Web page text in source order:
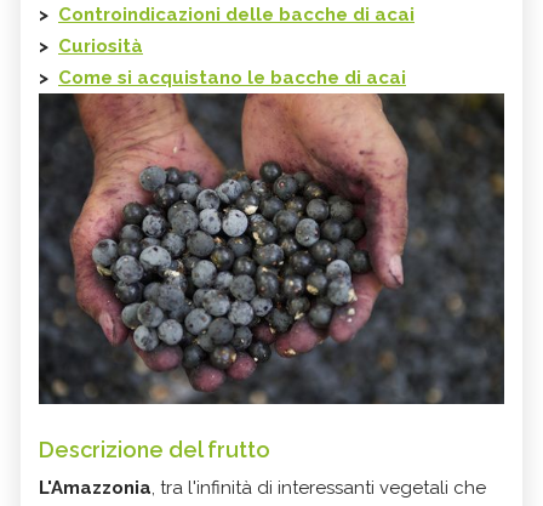
> Controindicazioni delle bacche di acai
> Curiosità
> Come si acquistano le bacche di acai
Descrizione del frutto
L'Amazzonia, tra l'infinità di interessanti vegetali che